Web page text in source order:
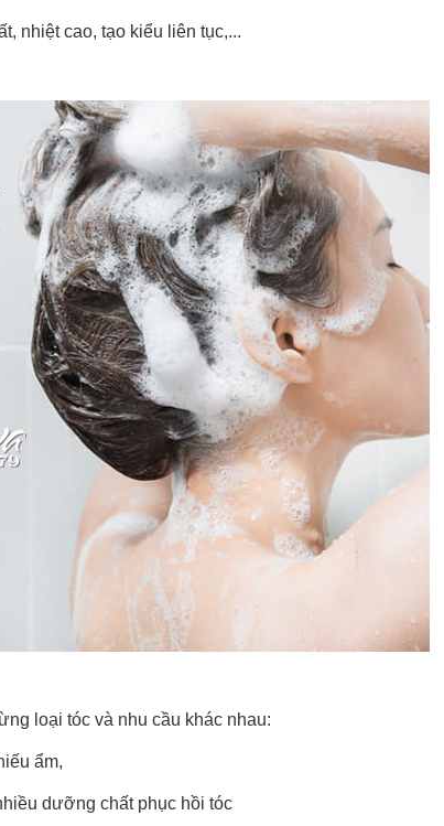
nhiệt cao, tạo kiểu liên tục,...
loại tóc và nhu cầu khác nhau:
ẩm,
dưỡng chất phục hồi tóc